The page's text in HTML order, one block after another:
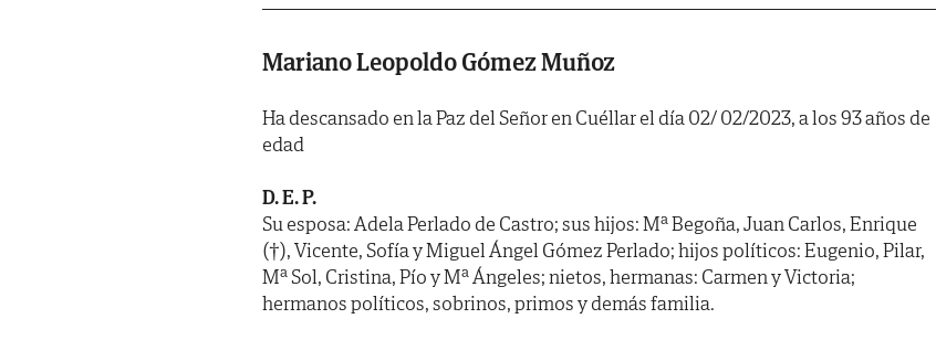
Mariano Leopoldo Gómez Muñoz
Ha descansado en la Paz del Señor en Cuéllar el día 02/ 02/2023, a los 93 años de
edad
D. E. P.
Su esposa: Adela Perlado de Castro; sus hijos: Mª Begoña, Juan Carlos, Enrique
(†), Vicente, Sofía y Miguel Ángel Gómez Perlado; hijos políticos: Eugenio, Pilar,
Mª Sol, Cristina, Pío y Mª Ángeles; nietos, hermanas: Carmen y Victoria;
hermanos políticos, sobrinos, primos y demás familia.